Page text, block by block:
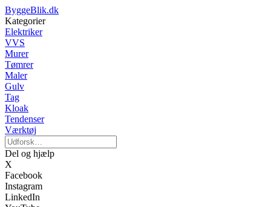
ByggeBlik.dk
Kategorier
Elektriker
VVS
Murer
Tømrer
Maler
Gulv
Tag
Kloak
Tendenser
Værktøj
Del og hjælp
X
Facebook
Instagram
LinkedIn